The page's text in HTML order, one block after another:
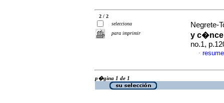
2 / 2
selecciona
para imprimir
Negrete-
y
no.1,
·
p�gina 1 de 1